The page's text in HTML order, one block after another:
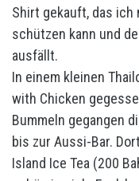
Shirt gekauft, das ich
schützen kann und
ausfällt.
In einem kleinen
with Chicken
Bummeln gegangen
bis zur Aussi-Bar.
Island Ice Tea (200